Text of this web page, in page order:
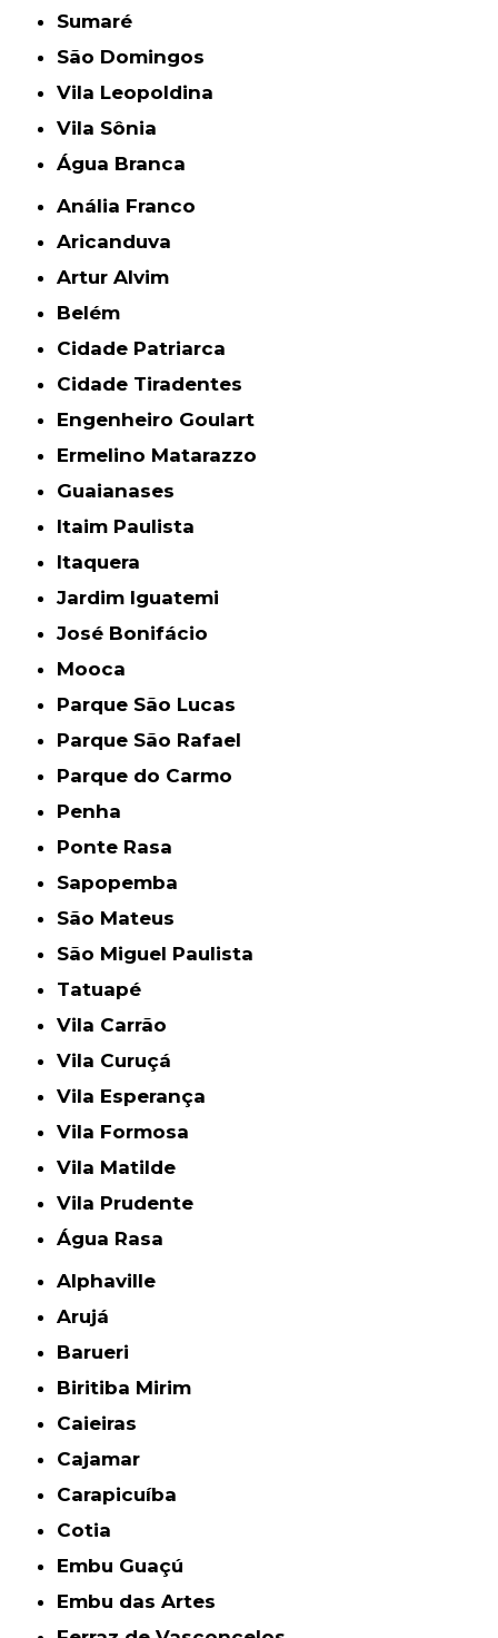
Sumaré
São Domingos
Vila Leopoldina
Vila Sônia
Água Branca
Anália Franco
Aricanduva
Artur Alvim
Belém
Cidade Patriarca
Cidade Tiradentes
Engenheiro Goulart
Ermelino Matarazzo
Guaianases
Itaim Paulista
Itaquera
Jardim Iguatemi
José Bonifácio
Mooca
Parque São Lucas
Parque São Rafael
Parque do Carmo
Penha
Ponte Rasa
Sapopemba
São Mateus
São Miguel Paulista
Tatuapé
Vila Carrão
Vila Curuçá
Vila Esperança
Vila Formosa
Vila Matilde
Vila Prudente
Água Rasa
Alphaville
Arujá
Barueri
Biritiba Mirim
Caieiras
Cajamar
Carapicuíba
Cotia
Embu Guaçú
Embu das Artes